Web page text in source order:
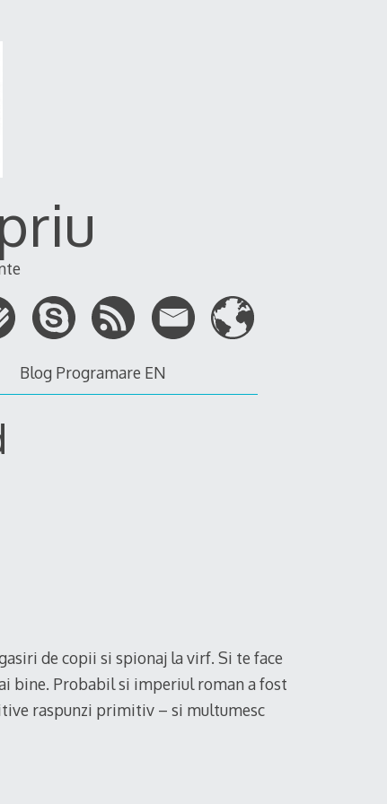
Blog Programare EN
de copii si spionaj la virf. Si te face
bine. Probabil si imperiul roman a fost
raspunzi primitiv – si multumesc